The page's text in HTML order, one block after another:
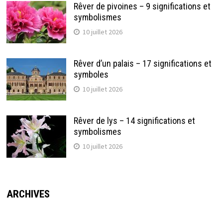
Rêver de pivoines – 9 significations et
symbolismes
10 juillet 2026
Rêver d’un palais – 17 significations et
symboles
10 juillet 2026
Rêver de lys – 14 significations et
symbolismes
10 juillet 2026
ARCHIVES